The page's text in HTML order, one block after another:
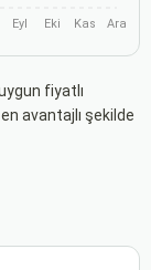
Eyl Eki Kas Ara
fiyatlı
avantajlı şekilde